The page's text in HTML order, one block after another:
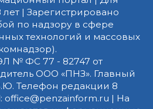
лет | Зарегистрировано
по надзору в сфере
технологий и массовых
№ ФС 77 - 82747 от
ООО «ПНЗ». Главный
Телефон редакции 8
office@penzainform.ru | На